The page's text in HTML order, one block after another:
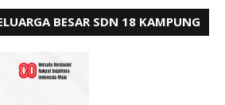
BESAR SDN 18 KAMPUNG